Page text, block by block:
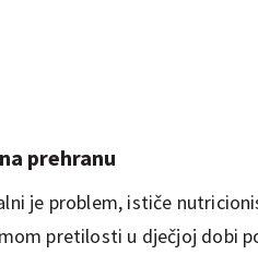
prehranu
je problem, ističe
pretilosti u dječjoj dobi